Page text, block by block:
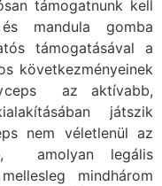
támogatnunk kell
mandula gomba
támogatásával a
következményeinek
az aktívabb,
játszik
nem véletlenül az
amolyan legális
mindhárom